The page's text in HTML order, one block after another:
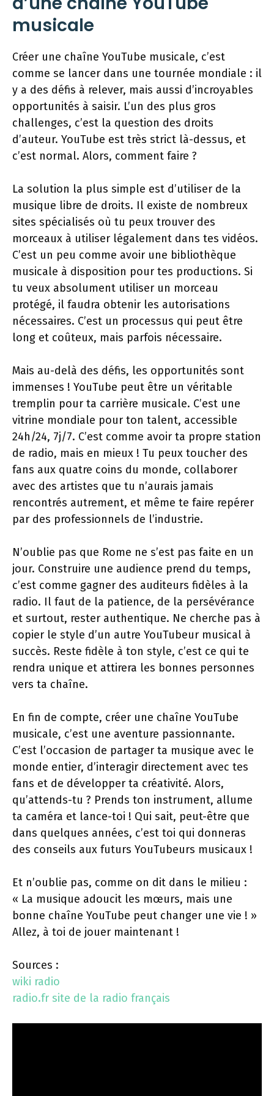
musicale
Créer une chaîne YouTube musicale, c’est
comme se lancer dans une tournée mondiale : il
y a des défis à relever, mais aussi d’incroyables
opportunités à saisir. L’un des plus gros
challenges, c’est la question des droits
d’auteur. YouTube est très strict là-dessus, et
c’est normal. Alors, comment faire ?
La solution la plus simple est d’utiliser de la
musique libre de droits. Il existe de nombreux
sites spécialisés où tu peux trouver des
morceaux à utiliser légalement dans tes vidéos.
C’est un peu comme avoir une bibliothèque
musicale à disposition pour tes productions. Si
tu veux absolument utiliser un morceau
protégé, il faudra obtenir les autorisations
nécessaires. C’est un processus qui peut être
long et coûteux, mais parfois nécessaire.
Mais au-delà des défis, les opportunités sont
immenses ! YouTube peut être un véritable
tremplin pour ta carrière musicale. C’est une
vitrine mondiale pour ton talent, accessible
24h/24, 7j/7. C’est comme avoir ta propre station
de radio, mais en mieux ! Tu peux toucher des
fans aux quatre coins du monde, collaborer
avec des artistes que tu n’aurais jamais
rencontrés autrement, et même te faire repérer
par des professionnels de l’industrie.
N’oublie pas que Rome ne s’est pas faite en un
jour. Construire une audience prend du temps,
c’est comme gagner des auditeurs fidèles à la
radio. Il faut de la patience, de la persévérance
et surtout, rester authentique. Ne cherche pas à
copier le style d’un autre YouTubeur musical à
succès. Reste fidèle à ton style, c’est ce qui te
rendra unique et attirera les bonnes personnes
vers ta chaîne.
En fin de compte, créer une chaîne YouTube
musicale, c’est une aventure passionnante.
C’est l’occasion de partager ta musique avec le
monde entier, d’interagir directement avec tes
fans et de développer ta créativité. Alors,
qu’attends-tu ? Prends ton instrument, allume
ta caméra et lance-toi ! Qui sait, peut-être que
dans quelques années, c’est toi qui donneras
des conseils aux futurs YouTubeurs musicaux !
Et n’oublie pas, comme on dit dans le milieu :
« La musique adoucit les mœurs, mais une
bonne chaîne YouTube peut changer une vie ! »
Allez, à toi de jouer maintenant !
Sources :
wiki radio
radio.fr site de la radio français